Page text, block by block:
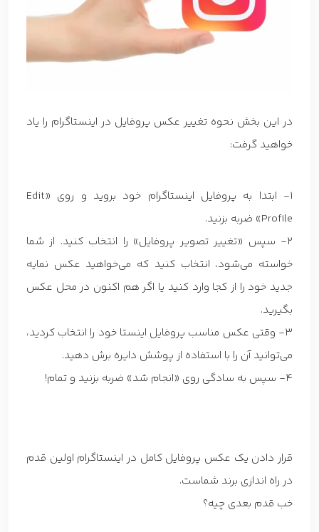
در این بخش نحوه تغییر عکس پروفایل در اینستاگرام را یاد
خواهید گرفت:
1- ابتدا به پروفایل اینستاگرام خود بروید و روی «Edit
Profile» ضربه بزنید.
2- سپس «تغییر تصویر پروفایل» را انتخاب کنید. از شما
خواسته می‌شود، انتخاب کنید که می‌خواهید عکس نمایه
جدید خود را از کجا وارد کنید یا اگر هم اکنون در محل عکس
بگیرید.
3- وقتی عکس مناسب پروفایل اینستا خود را انتخاب کردید،
می‌توانید آن را با استفاده از پوشش دایره برش دهید.
4- سپس به سادگی روی «انجام شد» ضربه بزنید و تمام!
قرار دادن یک عکس پروفایل کامل در اینستاگرام اولین قدم
در راه اندازی برند شماست.
خب قدم بعدی چیه؟